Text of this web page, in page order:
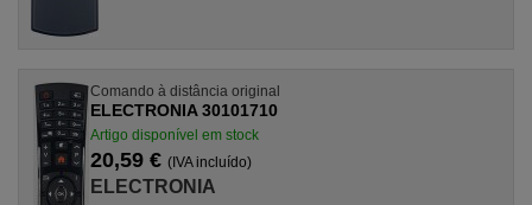
Comando à distância original
ELECTRONIA 30101710
Artigo disponível em stock
20,59 € (IVA incluído)
ELECTRONIA